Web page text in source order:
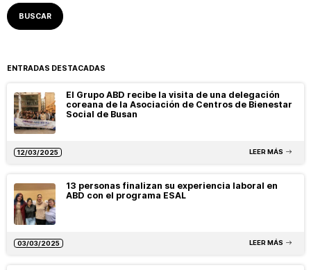
ENTRADAS DESTACADAS
El Grupo ABD recibe la visita de una delegación
coreana de la Asociación de Centros de Bienestar
Social de Busan
12/03/2025 LEER MÁS
13 personas finalizan su experiencia laboral en
ABD con el programa ESAL
03/03/2025 LEER MÁS